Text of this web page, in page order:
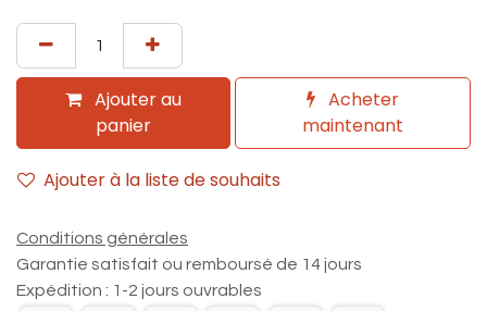
Ajouter au
panier
Acheter
maintenant
Ajouter à la liste de souhaits
Conditions générales
Garantie satisfait ou remboursé de 14 jours
Expédition : 1-2 jours ouvrables